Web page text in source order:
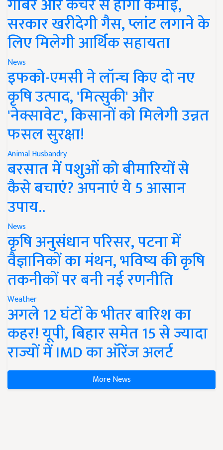
गोबर और कचरे से होगी कमाई,
सरकार खरीदेगी गैस, प्लांट लगाने के
लिए मिलेगी आर्थिक सहायता
News
इफको-एमसी ने लॉन्च किए दो नए
कृषि उत्पाद, 'मित्सुकी' और
'नेक्सावेट', किसानों को मिलेगी उन्नत
फसल सुरक्षा!
Animal Husbandry
बरसात में पशुओं को बीमारियों से
कैसे बचाएं? अपनाएं ये 5 आसान
उपाय..
News
कृषि अनुसंधान परिसर, पटना में
वैज्ञानिकों का मंथन, भविष्य की कृषि
तकनीकों पर बनी नई रणनीति
Weather
अगले 12 घंटों के भीतर बारिश का
कहर! यूपी, बिहार समेत 15 से ज्यादा
राज्यों में IMD का ऑरेंज अलर्ट
More News